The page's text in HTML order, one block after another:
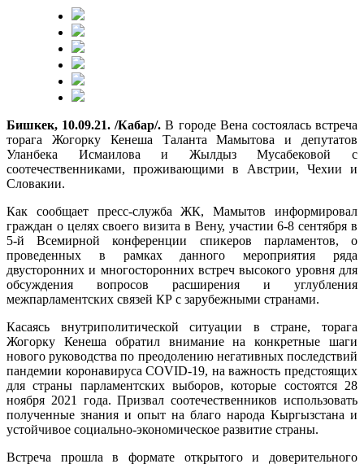
Бишкек, 10.09.21. /Кабар/. В городе Вена состоялась встреча
торага Жогорку Кенеша Таланта Мамытова и депутатов
Уланбека Исмаилова и Жылдыз Мусабековой с
соотечественниками, проживающими в Австрии, Чехии и
Словакии.
Как сообщает пресс-служба ЖК, Мамытов информировал
граждан о целях своего визита в Вену, участии 6-8 сентября в
5-й Всемирной конференции спикеров парламентов, о
проведенных в рамках данного мероприятия ряда
двусторонних и многосторонних встреч высокого уровня для
обсуждения вопросов расширения и углубления
межпарламентских связей КР с зарубежными странами.
Касаясь внутриполитической ситуации в стране, торага
Жогорку Кенеша обратил внимание на конкретные шаги
нового руководства по преодолению негативных последствий
пандемии коронавируса COVID-19, на важность предстоящих
для страны парламентских выборов, которые состоятся 28
ноября 2021 года. Призвал соотечественников использовать
полученные знания и опыт на благо народа Кыргызстана и
устойчивое социально-экономическое развитие страны.
Встреча прошла в формате открытого и доверительного